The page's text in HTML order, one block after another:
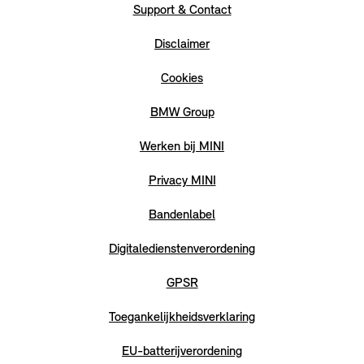
Support & Contact
Disclaimer
Cookies
BMW Group
Werken bij MINI
Privacy MINI
Bandenlabel
Digitaledienstenverordening
GPSR
Toegankelijkheidsverklaring
EU-batterijverordening